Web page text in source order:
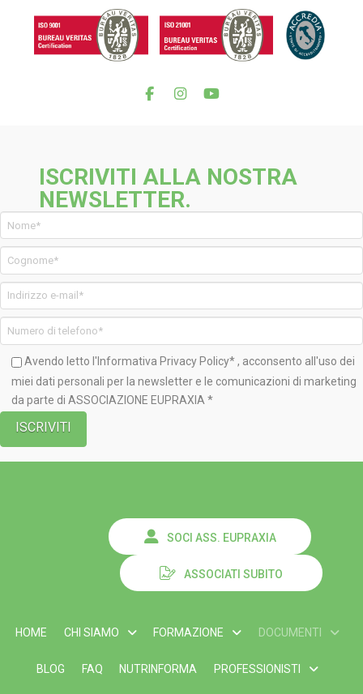
ISCRIVITI ALLA NOSTRA
NEWSLETTER.
Avendo letto l'Informativa Privacy Policy*, acconsento all'uso dei
miei dati personali per la newsletter e le comunicazioni di marketing
da parte di ASSOCIAZIONE EUPRAXIA *
SOCI ASS. EUPRAXIA
ASSOCIATI SUBITO
HOME CHI SIAMO FORMAZIONE DOCUMENTI
BLOG FAQ NUTRINFORMA PROFESSIONISTI